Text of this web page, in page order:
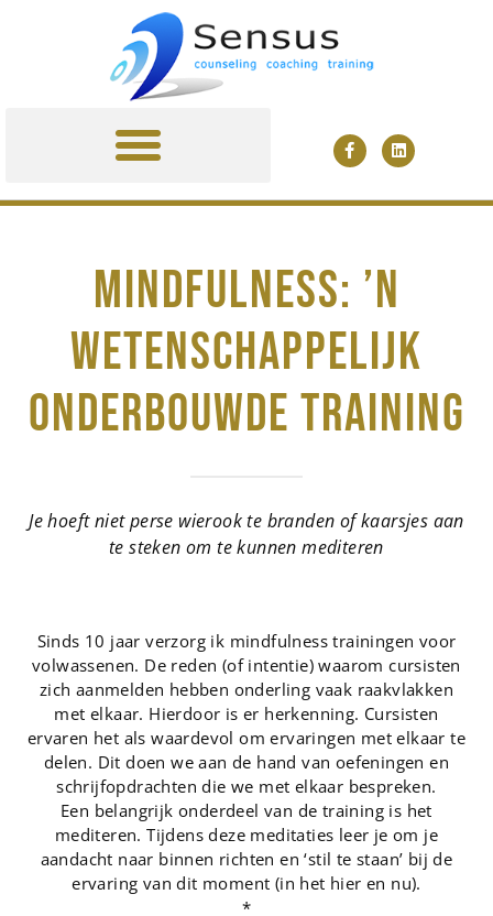
MINDFULNESS: ’N
WETENSCHAPPELIJK
ONDERBOUWDE TRAINING
Je hoeft niet perse wierook te branden of kaarsjes aan
te steken om te kunnen mediteren
Sinds 10 jaar verzorg ik mindfulness trainingen voor
volwassenen. De reden (of intentie) waarom cursisten
zich aanmelden hebben onderling vaak raakvlakken
met elkaar. Hierdoor is er herkenning. Cursisten
ervaren het als waardevol om ervaringen met elkaar te
delen. Dit doen we aan de hand van oefeningen en
schrijfopdrachten die we met elkaar bespreken.
Een belangrijk onderdeel van de training is het
mediteren. Tijdens deze meditaties leer je om je
aandacht naar binnen richten en ‘stil te staan’ bij de
ervaring van dit moment (in het hier en nu).
*